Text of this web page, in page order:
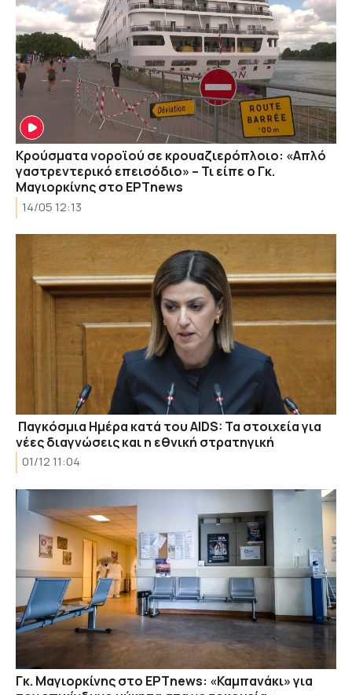
Κρούσματα νοροϊού σε κρουαζιερόπλοιο: «Απλό
γαστρεντερικό επεισόδιο» – Τι είπε ο Γκ.
Μαγιορκίνης στο ΕΡΤnews
14/05 12:13
Παγκόσμια Ημέρα κατά του AIDS: Τα στοιχεία για
νέες διαγνώσεις και η εθνική στρατηγική
01/12 11:04
Γκ. Μαγιορκίνης στο ΕΡΤnews: «Καμπανάκι» για